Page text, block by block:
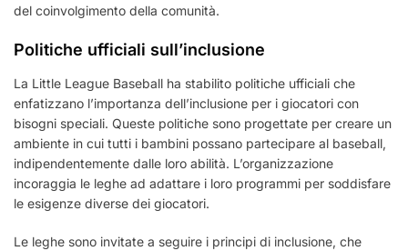
del coinvolgimento della comunità.
Politiche ufficiali sull’inclusione
La Little League Baseball ha stabilito politiche ufficiali che
enfatizzano l’importanza dell’inclusione per i giocatori con
bisogni speciali. Queste politiche sono progettate per creare un
ambiente in cui tutti i bambini possano partecipare al baseball,
indipendentemente dalle loro abilità. L’organizzazione
incoraggia le leghe ad adattare i loro programmi per soddisfare
le esigenze diverse dei giocatori.
Le leghe sono invitate a seguire i principi di inclusione, che